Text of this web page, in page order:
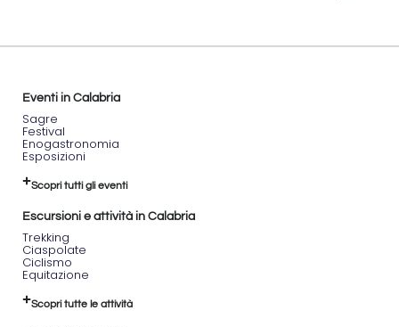
(CZ).
partire,
breve
briefing
spiega
regole
fondamentali
per
guidare
i
buggy
totale
Eventi in Calabria
Sagre
Festival
Enogastronomia
Esposizioni
Scopri tutti gli eventi
Escursioni e attività in Calabria
Trekking
Ciaspolate
Ciclismo
Equitazione
Scopri tutte le attività